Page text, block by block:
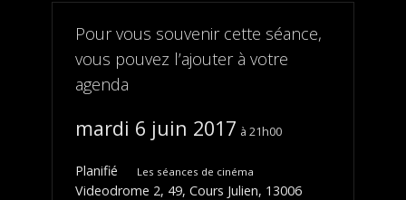
Pour vous souvenir cette séance,
vous pouvez l’ajouter à votre
agenda
mardi 6 juin 2017 21h00
Planifié Les séances de cinéma
Videodrome 2, 49, Cours Julien, 13006